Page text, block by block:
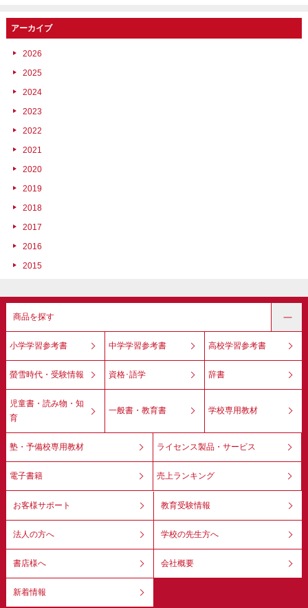
アーカイブ
2026
2025
2024
2023
2022
2021
2020
2019
2018
2017
2016
2015
商品を探す
小学学習参考書 中学学習参考書 高校学習参考書
螢雪時代・受験情報 資格･語学 辞書
児童書・読み物・知
育
一般書・教育書 学校専用教材
塾・予備校専用教材 ライセンス製品・サービス
電子書籍 売上ランキング
お客様サポート 教育受験情報
法人の方へ 学校の先生方へ
書店様へ 会社概要
新着情報